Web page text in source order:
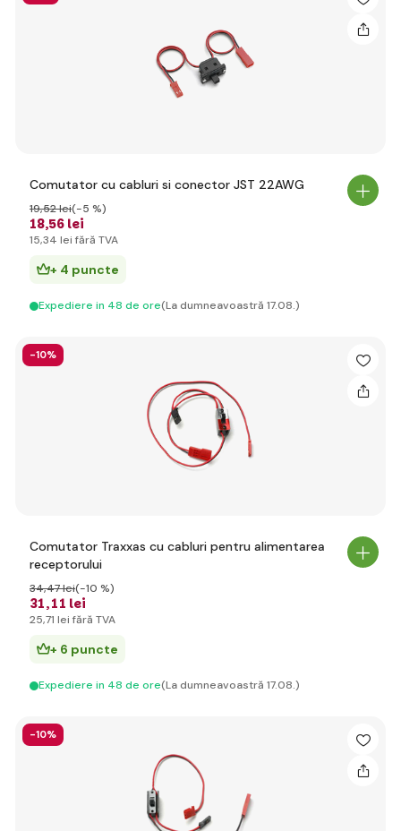
Comutator cu cabluri si conector JST 22AWG
18,56 lei
19,52 lei(-5 %)
15,34 lei fără TVA
+ 4 puncte
Expediere in 48 de ore(La dumneavoastră 17.08.)
-10%
Comutator Traxxas cu cabluri pentru alimentarea
receptorului
31,11 lei
34,47 lei(-10 %)
25,71 lei fără TVA
+ 6 puncte
Expediere in 48 de ore(La dumneavoastră 17.08.)
-10%